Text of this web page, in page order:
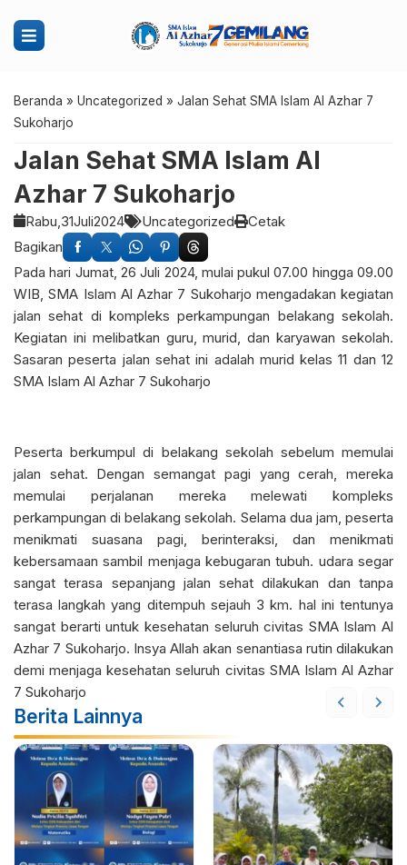
Beranda » Uncategorized » Jalan Sehat SMA Islam Al Azhar 7
Sukoharjo
Jalan Sehat SMA Islam Al
Azhar 7 Sukoharjo
Rabu,31Juli2024 Uncategorized
Cetak
Bagikan
Pada hari Jumat, 26 Juli 2024, mulai pukul 07.00 hingga 09.00
WIB, SMA Islam Al Azhar 7 Sukoharjo mengadakan kegiatan
jalan sehat di kompleks perkampungan belakang sekolah.
Kegiatan ini melibatkan guru, murid, dan karyawan sekolah.
Sasaran peserta jalan sehat ini adalah murid kelas 11 dan 12
SMA Islam Al Azhar 7 Sukoharjo
Peserta berkumpul di belakang sekolah sebelum memulai
jalan sehat. Dengan semangat pagi yang cerah, mereka
memulai perjalanan mereka melewati kompleks
perkampungan di belakang sekolah. Selama dua jam, peserta
menikmati suasana pagi, berinteraksi, dan menikmati
kebersamaan sambil menjaga kebugaran tubuh. udara segar
sangat terasa sepanjang jalan sehat dilakukan dan tanpa
terasa langkah yang ditempuh sejauh 3 km. hal ini tentunya
sangat berarti untuk kesehatan seluruh civitas SMA Islam Al
Azhar 7 Sukoharjo. Insya Allah akan senantiasa rutin dilakukan
demi menjaga kesehatan seluruh civitas SMA Islam Al Azhar
7 Sukoharjo
Berita Lainnya